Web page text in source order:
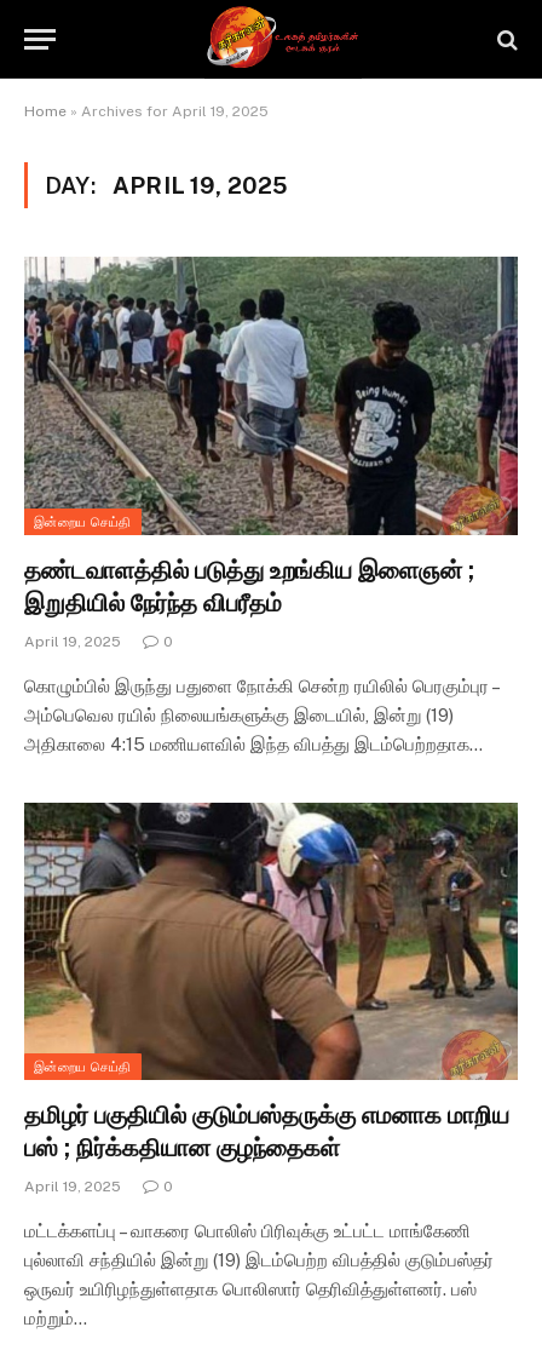
Home » Archives for April 19, 2025
DAY: APRIL 19, 2025
இன்றைய செய்தி
தண்டவாளத்தில் படுத்து உறங்கிய இளைஞன் ;
இறுதியில் நேர்ந்த விபரீதம்
April 19, 2025 0
கொழும்பில் இருந்து பதுளை நோக்கி சென்ற ரயிலில் பெரகும்புர –
அம்பெவெல ரயில் நிலையங்களுக்கு இடையில், இன்று (19)
அதிகாலை 4:15 மணியளவில் இந்த விபத்து இடம்பெற்றதாக…
இன்றைய செய்தி
தமிழர் பகுதியில் குடும்பஸ்தருக்கு எமனாக மாறிய
பஸ் ; நிர்க்கதியான குழந்தைகள்
April 19, 2025 0
மட்டக்களப்பு – வாகரை பொலிஸ் பிரிவுக்கு உட்பட்ட மாங்கேணி
புல்லாவி சந்தியில் இன்று (19) இடம்பெற்ற விபத்தில் குடும்பஸ்தர்
ஒருவர் உயிரிழந்துள்ளதாக பொலிஸார் தெரிவித்துள்ளனர். பஸ்
மற்றும்…